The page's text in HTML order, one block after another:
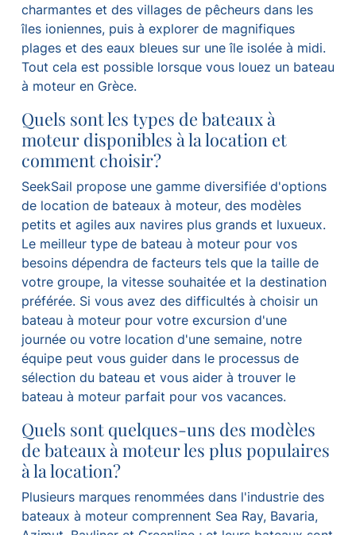
charmantes et des villages de pêcheurs dans les
îles ioniennes, puis à explorer de magnifiques
plages et des eaux bleues sur une île isolée à midi.
Tout cela est possible lorsque vous louez un bateau
à moteur en Grèce.
Quels sont les types de bateaux à
moteur disponibles à la location et
comment choisir?
SeekSail propose une gamme diversifiée d'options
de location de bateaux à moteur, des modèles
petits et agiles aux navires plus grands et luxueux.
Le meilleur type de bateau à moteur pour vos
besoins dépendra de facteurs tels que la taille de
votre groupe, la vitesse souhaitée et la destination
préférée. Si vous avez des difficultés à choisir un
bateau à moteur pour votre excursion d'une
journée ou votre location d'une semaine, notre
équipe peut vous guider dans le processus de
sélection du bateau et vous aider à trouver le
bateau à moteur parfait pour vos vacances.
Quels sont quelques-uns des modèles
de bateaux à moteur les plus populaires
à la location?
Plusieurs marques renommées dans l'industrie des
bateaux à moteur comprennent Sea Ray, Bavaria,